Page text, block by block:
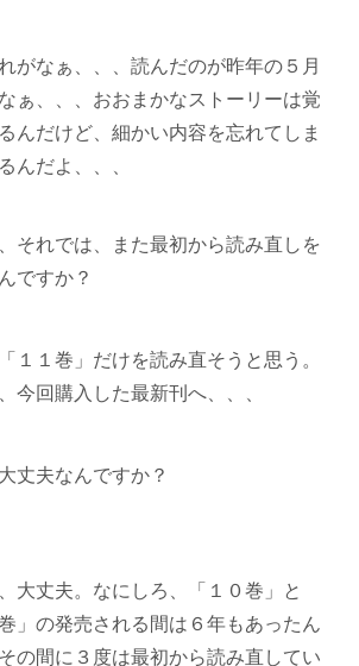
がなぁ、、、読んだのが昨年の５月
ぁ、、、おおまかなストーリーは覚
んだけど、細かい内容を忘れてしま
んだよ、、、
それでは、また最初から読み直しを
ですか？
１１巻」だけを読み直そうと思う。
今回購入した最新刊へ、、、
丈夫なんですか？
大丈夫。なにしろ、「１０巻」と
巻」の発売される間は６年もあったん
の間に３度は最初から読み直してい